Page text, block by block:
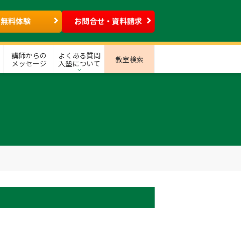
無料体験 お問合せ・資料請求
講師からの
メッセージ
よくある質問
入塾について
教室検索